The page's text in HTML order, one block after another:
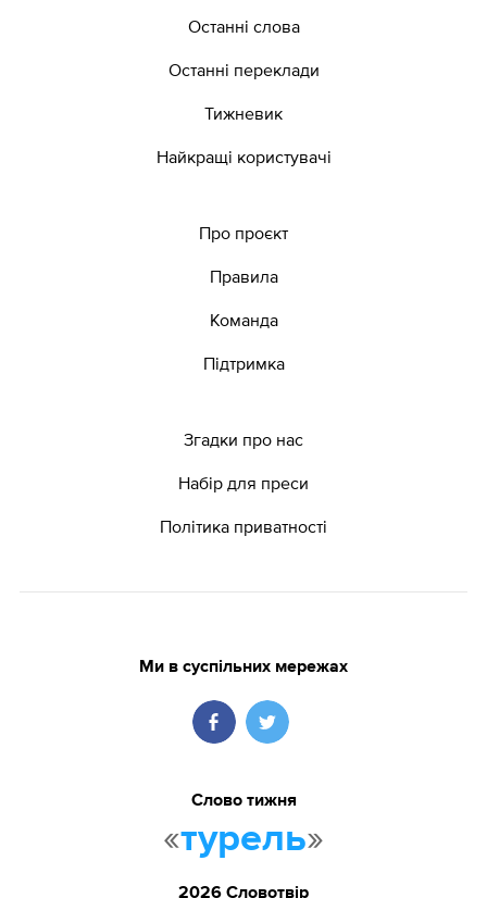
Останні слова
Останні переклади
Тижневик
Найкращі користувачі
Про проєкт
Правила
Команда
Підтримка
Згадки про нас
Набір для преси
Політика приватності
Ми в суспільних мережах
Слово тижня
«турель»
2026 Словотвір